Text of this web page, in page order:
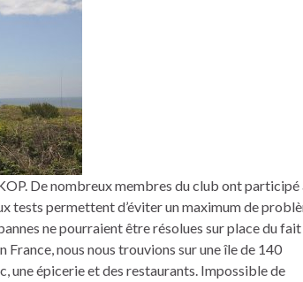
De nombreux membres du club ont participé
tests permettent d’éviter un maximum de
ne pourraient être résolues sur place du
France, nous nous trouvions sur une île de 140
une épicerie et des restaurants. Impossible de